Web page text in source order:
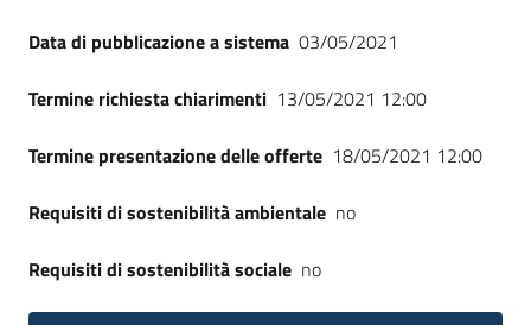
Data di pubblicazione a sistema 03/05/2021
Termine richiesta chiarimenti 13/05/2021 12:00
Termine presentazione delle offerte 18/05/2021 12:00
Requisiti di sostenibilità ambientale no
Requisiti di sostenibilità sociale no